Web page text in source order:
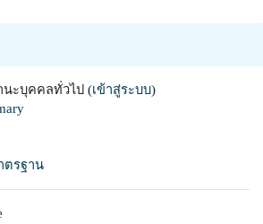
นะบุคคลทั่วไป (เข้าสู่ระบบ)
ตรฐาน